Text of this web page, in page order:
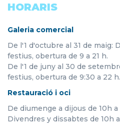
HORARIS
Galeria comercial
De l'1 d'octubre al 31 de maig:
festius, obertura de 9 a 21 h.
De l'1 de juny al 30 de
festius, obertura de 9:30 a 22 h.
Restauració i oci
De diumenge a dijous de 10h a
Divendres y dissabtes de 10h a